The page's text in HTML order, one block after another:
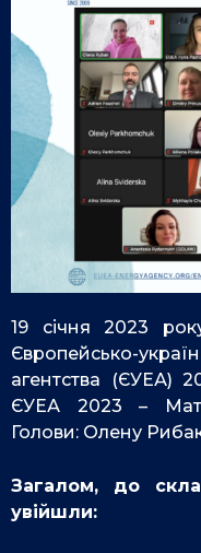
19 січня 2023
Європейсько-
агентства (ЄУЕА)
ЄУЕА 2023 –
Голови: Олену
Загалом, до
увійшли: